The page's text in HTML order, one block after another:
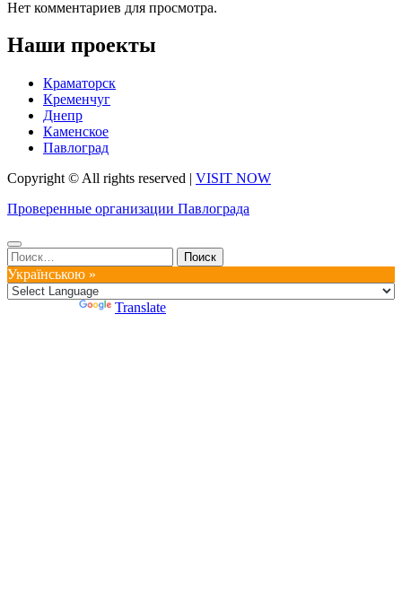
Нет комментариев для просмотра.
Наши проекты
Краматорск
Кременчуг
Днепр
Каменское
Павлоград
Copyright © All rights reserved | VISIT NOW
Проверенные организации Павлограда
Найти:
Українською »
Translate